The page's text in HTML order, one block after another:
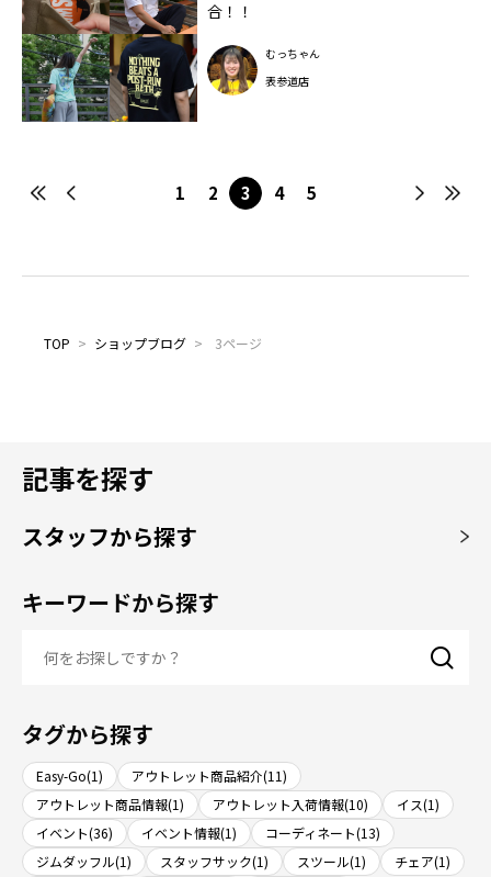
合！！
むっちゃん
表参道店
1 2 3 4 5
TOP > ショップブログ > 3ページ
記事を探す
スタッフから探す
キーワードから探す
タグから探す
Easy-Go(1)
アウトレット商品紹介(11)
アウトレット商品情報(1)
アウトレット入荷情報(10)
イス(1)
イベント(36)
イベント情報(1)
コーディネート(13)
ジムダッフル(1)
スタッフサック(1) スツール(1)
チェア(1)